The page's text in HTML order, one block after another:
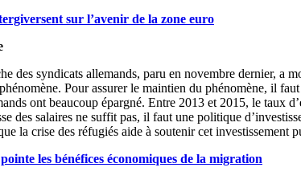
sur l’avenir de la zone euro
des syndicats allemands, paru en novembre dernier, a
Pour assurer le maintien du phénomène, il
ont beaucoup épargné. Entre 2013 et 2015, le taux
des salaires ne suffit pas, il faut une politique
la crise des réfugiés aide à soutenir cet investissement
les bénéfices économiques de la migration